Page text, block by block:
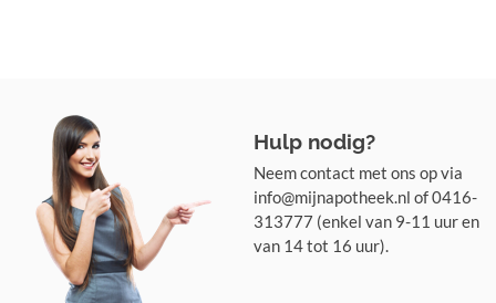
Hulp nodig?
Neem contact met ons op via
info@mijnapotheek.nl of 0416-
313777 (enkel van 9-11 uur en
van 14 tot 16 uur).